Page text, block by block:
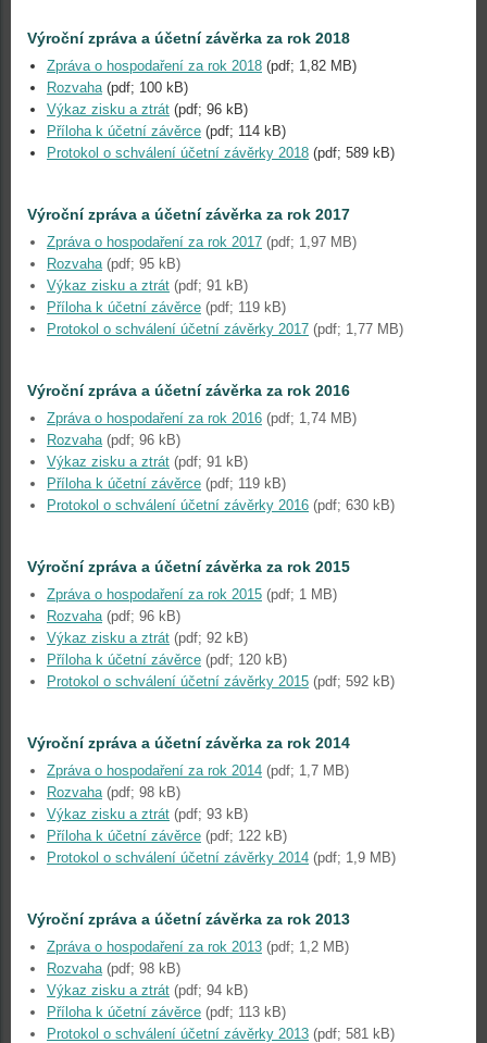
Výroční zpráva a účetní závěrka za rok 2018
Zpráva o hospodaření za rok 2018 (pdf; 1,82 MB)
Rozvaha(pdf; 100 kB)
Výkaz zisku a ztrát (pdf; 96 kB)
Příloha k účetní závěrce (pdf; 114 kB)
Protokol o schválení účetní závěrky 2018 (pdf; 589 kB)
Výroční zpráva a účetní závěrka za rok 2017
Zpráva o hospodaření za rok 2017 (pdf; 1,97 MB)
Rozvaha(pdf; 95 kB)
Výkaz zisku a ztrát (pdf; 91 kB)
Příloha k účetní závěrce (pdf; 119 kB)
Protokol o schválení účetní závěrky 2017 (pdf; 1,77 MB)
Výroční zpráva a účetní závěrka za rok 2016
Zpráva o hospodaření za rok 2016 (pdf; 1,74 MB)
Rozvaha(pdf; 96 kB)
Výkaz zisku a ztrát (pdf; 91 kB)
Příloha k účetní závěrce (pdf; 119 kB)
Protokol o schválení účetní závěrky 2016 (pdf; 630 kB)
Výroční zpráva a účetní závěrka za rok 2015
Zpráva o hospodaření za rok 2015 (pdf; 1 MB)
Rozvaha(pdf; 96 kB)
Výkaz zisku a ztrát (pdf; 92 kB)
Příloha k účetní závěrce (pdf; 120 kB)
Protokol o schválení účetní závěrky 2015 (pdf; 592 kB)
Výroční zpráva a účetní závěrka za rok 2014
Zpráva o hospodaření za rok 2014 (pdf; 1,7 MB)
Rozvaha(pdf; 98 kB)
Výkaz zisku a ztrát (pdf; 93 kB)
Příloha k účetní závěrce (pdf; 122 kB)
Protokol o schválení účetní závěrky 2014 (pdf; 1,9 MB)
Výroční zpráva a účetní závěrka za rok 2013
Zpráva o hospodaření za rok 2013 (pdf; 1,2 MB)
Rozvaha(pdf; 98 kB)
Výkaz zisku a ztrát (pdf; 94 kB)
Příloha k účetní závěrce (pdf; 113 kB)
Protokol o schválení účetní závěrky 2013 (pdf; 581 kB)